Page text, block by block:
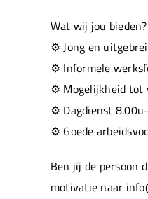
Wat wij jou
⚙️ Jong en
⚙️ Informele
⚙️ Mogelijkheid tot
⚙️ Dagdienst
⚙️ Goede
Ben jij de persoon
motivatie naar